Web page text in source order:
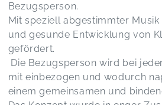
Bezugsperson.
Mit speziell abgestimmter
und gesunde Entwicklung von
gefördert.
Die Bezugsperson wird bei
mit einbezogen und wodurch
einem gemeinsamen und